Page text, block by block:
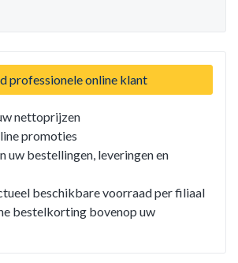
professionele online klant
nettoprijzen
promoties
uw bestellingen, leveringen en
beschikbare voorraad per filiaal
bestelkorting bovenop uw